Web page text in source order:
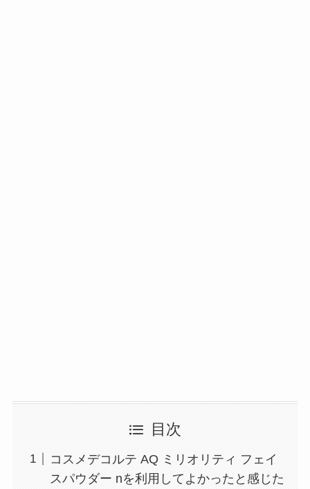
目次
コスメデコルテ AQ ミリオリティ フェイ
スパウダー nを利用してよかったと感じた